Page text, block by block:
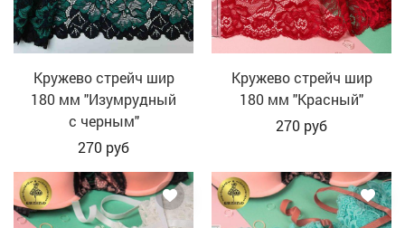
Кружево стрейч шир
180 мм "Изумрудный
с черным"
270 руб
Кружево стрейч шир
180 мм "Красный"
270 руб